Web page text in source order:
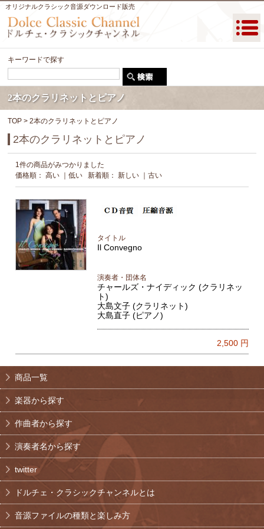
オリジナルクラシック音源ダウンロード販売
キーワードで探す
2本のクラリネットとピアノ
TOP > 2本のクラリネットとピアノ
2本のクラリネットとピアノ
1件の商品がみつかりました
価格順：高い ｜低い 新着順：新しい ｜古い
タイトル
Il Convegno
演奏者・団体名
チャールズ・ナイディック (クラリネッ
ト)
大島文子 (クラリネット)
大島直子 (ピアノ)
2,500円
商品一覧
楽器から探す
作曲者から探す
演奏者名から探す
twitter
ドルチェ・クラシックチャンネルとは
音源ファイルの種類と楽しみ方